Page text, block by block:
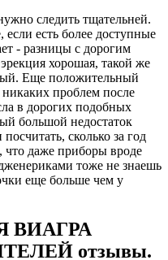
следить тщательней.
есть более доступные
- разницы с дорогим
хорошая, такой же
Еще положительный
проблем после
в дорогих подобных
большой недостаток
сколько за год
что даже приборы вроде
тоже не знаешь
еще больше чем у
ВИАГРА
отзывы.